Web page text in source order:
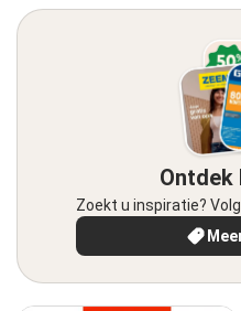
Ontdek
Zoekt u inspiratie?